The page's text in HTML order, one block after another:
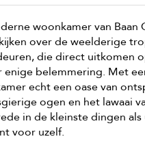
woonkamer van Baan
over de weelderige
die direct uitkomen
enige belemmering. Met
echt een oase van
ogen en het lawaai
in de kleinste dingen
voor uzelf.